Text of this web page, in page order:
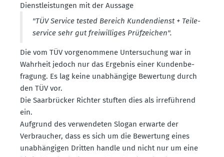
Dienst­leis­tungen mit der Aussage
"TÜV Service tested Bereich Kunden­dienst + Teile­
service sehr gut freiwil­liges Prüfzeichen".
Die vom TÜV vorge­nommene Unter­su­chung war in
Wahrheit jedoch nur das Ergebnis einer Kunden­be­
fragung. Es lag keine unabhängige Bewertung durch
den TÜV vor.
Die Saarbrücker Richter stuften dies als irreführend
ein.
Aufgrund des verwen­deten Slogan erwarte der
Verbraucher, dass es sich um die Bewertung eines
unabhän­gigen Dritten handle und nicht nur um eine